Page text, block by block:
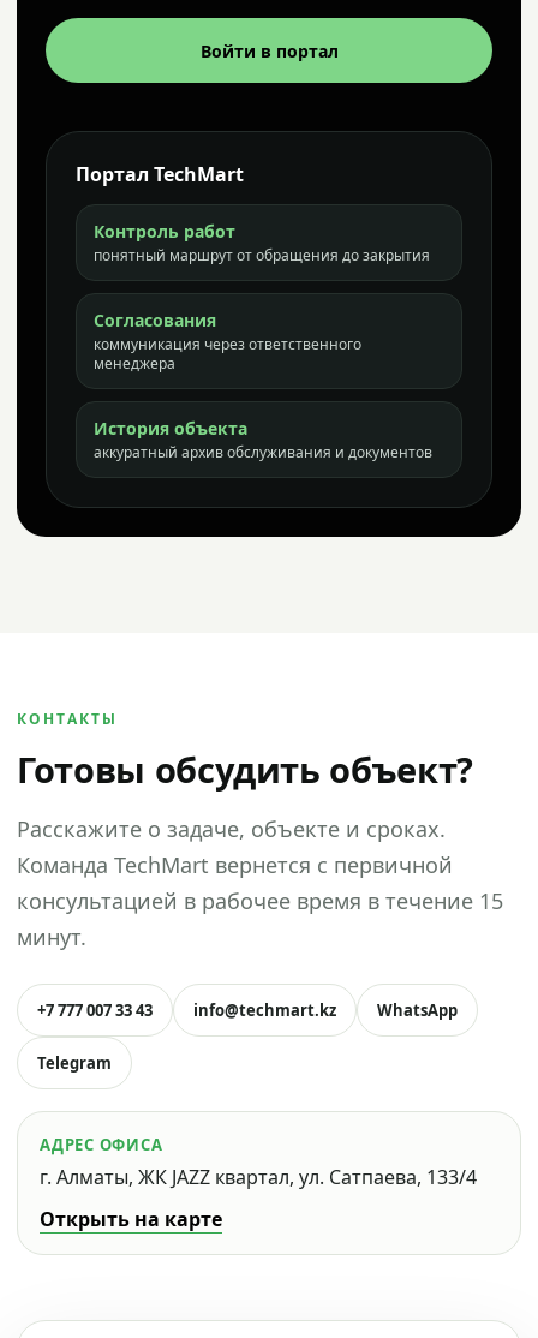
Войти в портал
Портал TechMart
Контроль работ
понятный маршрут от обращения до закрытия
Согласования
коммуникация через ответственного
менеджера
История объекта
аккуратный архив обслуживания и документов
КОНТАКТЫ
Готовы обсудить объект?
Расскажите о задаче, объекте и сроках.
Команда TechMart вернется с первичной
консультацией в рабочее время в течение 15
минут.
+7 777 007 33 43 info@techmart.kz WhatsApp
Telegram
АДРЕС ОФИСА
г. Алматы, ЖК JAZZ квартал, ул. Сатпаева, 133/4
Открыть на карте